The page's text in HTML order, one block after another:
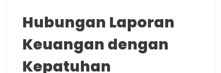
Hubungan Laporan
Keuangan dengan
Kepatuhan